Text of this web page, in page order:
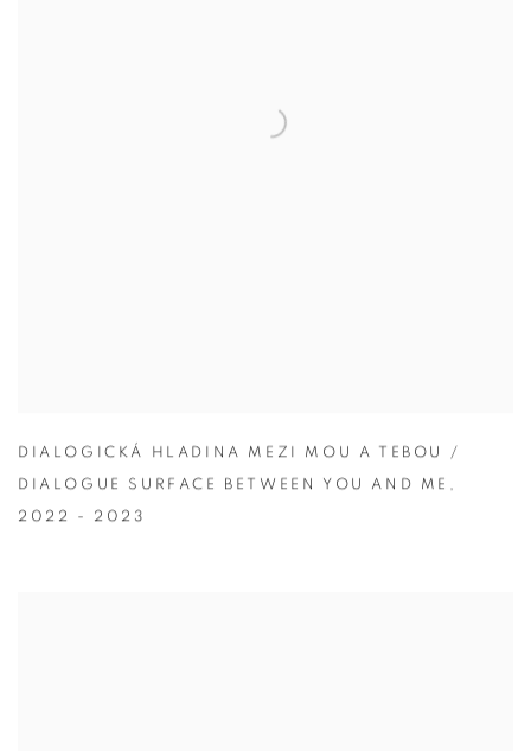
DIALOGICKÁ HLADINA MEZI MOU A TEBOU /
DIALOGUE SURFACE BETWEEN YOU AND ME ,
2022 - 2023